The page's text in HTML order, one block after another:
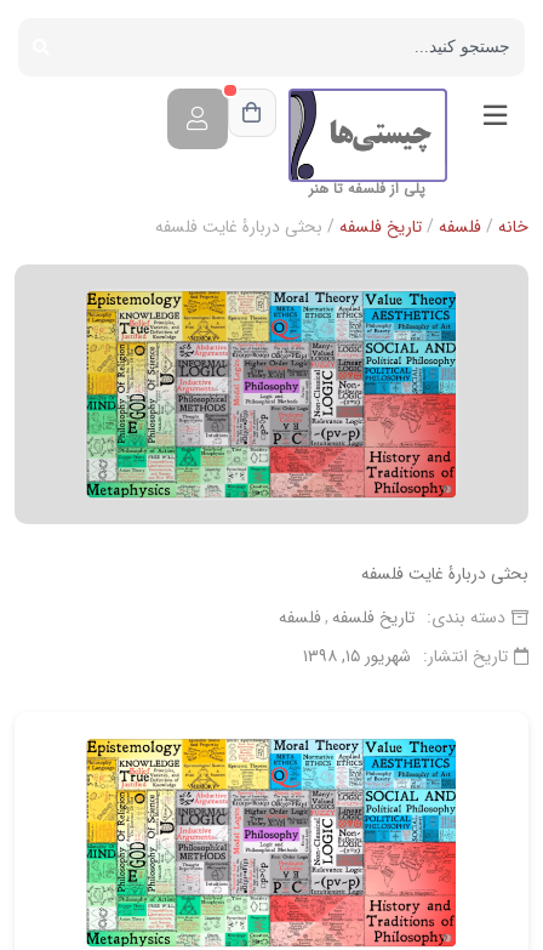
پلی از فلسفه تا هنر
خانه /فلسفه /تاریخ فلسفه / بحثی دربارۀ غایت فلسفه
بحثی دربارۀ غایت فلسفه
دسته بندی: تاریخ فلسفه فلسفه
تاریخ انتشار: شهریور ۱۵, ۱۳۹۸